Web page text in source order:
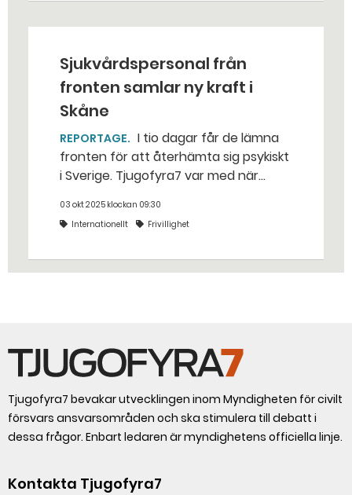
Sjukvårdspersonal från
fronten samlar ny kraft i
Skåne
REPORTAGE
fronten för att återhämta sig psykiskt
i Sverige. Tjugofyra7 var med när
sjukvårdare varvade terapi med att
hoppa fallskärm och prova
Det finaste är när de börjar öppna
03 okt 2025 klockan 09:30
Internationellt
Frivillighet
Tjugofyra7 bevakar utvecklingen inom Myndigheten för civilt
försvars ansvarsområden och ska stimulera till debatt i
dessa frågor. Enbart ledaren är myndighetens officiella linje.
Kontakta Tjugofyra7